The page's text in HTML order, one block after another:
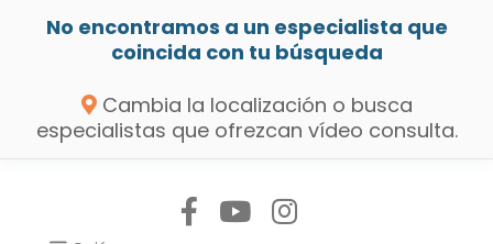
No encontramos a un especialista que
coincida con tu búsqueda
Cambia la localización o busca
especialistas que ofrezcan vídeo consulta.